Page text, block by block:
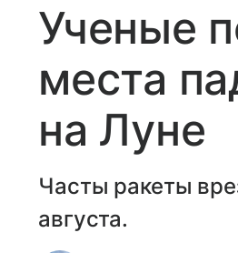
Ученые
места
на Луне
Часты ракеты
августа.